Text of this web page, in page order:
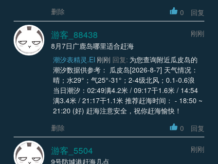
删除
0 回复
游客_88438
刚刚
8月7日广鹿岛哪里适合赶海
潮汐表精灵.EI 刚刚 回复: 为您查询附近瓜皮岛的
潮汐数据供参考： 瓜皮岛[2026-8-7] 天气情况：
晴；水29°；气25°-31°；2-4级北风；0.1-0.6浪
当日潮汐：02:49满4.2米 / 09:17干1.6米 / 14:54
满3.4米 / 21:17干1.1米 推荐赶海时间： - 18:50 ~
21:20 (好) 赶海注意安全，祝你赶海愉快！
删除
0 回复
游客_5504
刚刚
9号防城港赶海几点